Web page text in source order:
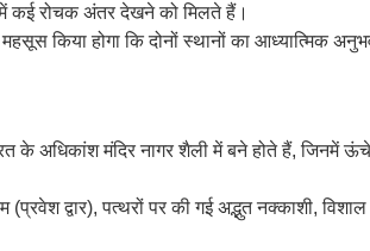
में कई रोचक अंतर देखने को मिलते हैं।
महसूस किया होगा कि दोनों स्थानों का आध्यात्मिक
के अधिकांश मंदिर नागर शैली में बने होते हैं, जिनमें
(प्रवेश द्वार), पत्थरों पर की गई अद्भुत नक्काशी,